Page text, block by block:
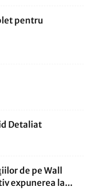
pentru
Detaliat
de pe Wall
expunerea la...